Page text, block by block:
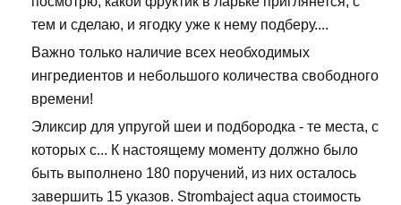
тем и сделаю, и ягодку уже к нему подберу....
Важно только наличие всех необходимых
ингредиентов и небольшого количества свободного
времени!
Эликсир для упругой шеи и подбородка - те места, с
которых с... К настоящему моменту должно было
быть выполнено 180 поручений, из них осталось
завершить 15 указов. Strombaject aqua стоимость